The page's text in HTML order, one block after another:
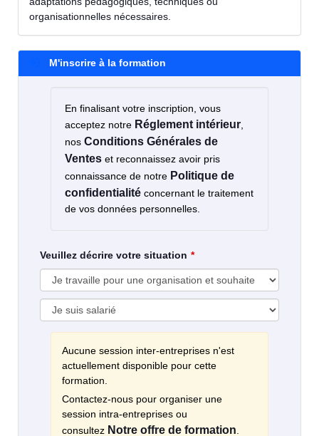
organisationnelles nécessaires.
M'inscrire à la formation
En finalisant votre inscription, vous
acceptez notre Réglement intérieur
nos Conditions Générales de
Ventes et reconnaissez avoir pris
connaissance de notre Politique de
confidentialité concernant le traitement
de vos données personnelles.
Veuillez décrire votre situation
Aucune session inter-entreprises n'est
actuellement disponible pour cette
formation.
Contactez-nous pour organiser une
session intra-entreprises ou
consultez Notre offre de formation